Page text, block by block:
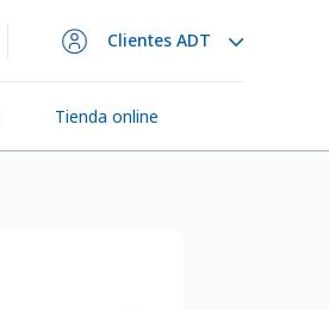
Clientes ADT
Tienda online